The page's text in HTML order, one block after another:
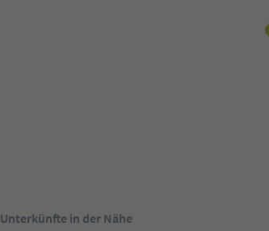
Unterkünfte in der Nähe